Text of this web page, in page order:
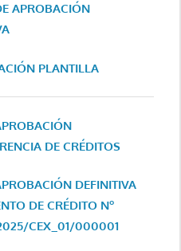
APROBACIÓN
PLANTILLA
DE CRÉDITOS
DEFINITIVA
DE CRÉDITO Nº
CEX_01/000001